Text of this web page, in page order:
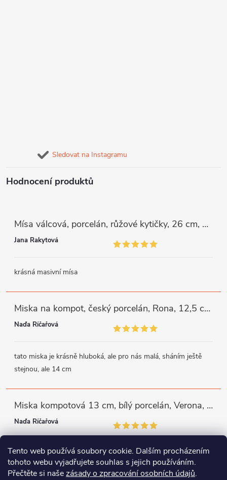
Tento web používá soubory cookie. Dalším procházením
tohoto webu vyjadřujete souhlas s jejich používáním.
Přečtěte si našezásady o zpracování osobních údajů.
Sledovat na Instagramu
Hodnocení produktů
Mísa válcová, porcelán, růžové kytičky, 26 cm, G. Benedikt
Jana Rakytová
krásná masivní mísa
Miska na kompot, český porcelán, Rona, 12,5 cm, bílý, G. Benedikt
Naďa Říčařová
tato miska je krásně hluboká, ale pro nás malá, sháním ještě
stejnou, ale 14 cm
Miska kompotová 13 cm, bílý porcelán, Verona, G. Benedikt
Naďa Říčařová
miska je trochu mělká, ale využiji